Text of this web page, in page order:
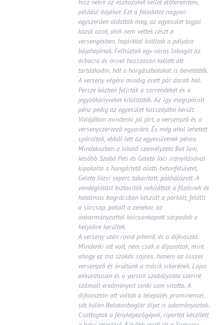
hisz nekik az eszközöket kellet előteremteni,
például bójákat. Ezt a feladatot nagyon
egyszerűen oldották meg, az egyesület tagjai
közül azok, akik nem vettek részt a
versengésben, hajóikkal kiálltak a pályára
bójahajónak. Felhúztak egy vörös lobogót az
árbocra és mivel hosszasan kellett ott
tartózkodni, hát a horgászbotokat is bevetették.
A verseny végére mindig esett pár darab hal.
Persze közben felírták a sorrendeket és a
jegyzőkönyveket kitöltötték. Az így megspórolt
pénz pedig az egyesület kasszájába került.
Valójában mindenki jól járt, a versenyző és a
versenyszervező egyaránt. És még ahol lehetett
spóroltak, ebből lett az egyesületnek pénze.
Mindeközben a kikötő személyzete Bot Jani,
később Szabó Peti és Geleta Joci irányításával
kipakolta a hangártető alatti betonfelületet,
Geleta Józsi sepert, takarított, pókhálózott. A
vendéglátást biztosítók nekiláttak a főzésnek és
hatalmas bográcsban készült a pörkölt, felállt
a sörcsap, pakolt a zenekar, az
önkormányzattól kölcsönkapott sörpadok a
helyükre kerültek.
A verseny után rövid pihenő, és a díjkiosztó.
Mindenki ott volt, nem csak a díjazottak, mint
ahogy ez ma szokás sajnos, hanem az összes
versenyző és örültünk a másik sikerének. Lajos
akkurátusan és a yarstik szabályzata szerint
számolt eredményeit senki sem vitatta. A
díjkiosztón ott voltak a település prominensei,
sőt külön Balatonboglár díjat is adományoztak.
Csattogtak a fényképezőgépek, riportot készített